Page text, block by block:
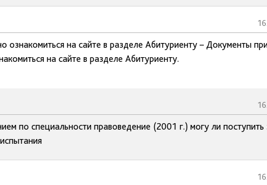
ознакомиться на сайте в разделе Абитуриенту – Документы
на сайте в разделе Абитуриенту.
по специальности правоведение (2001 г.) могу ли поступить